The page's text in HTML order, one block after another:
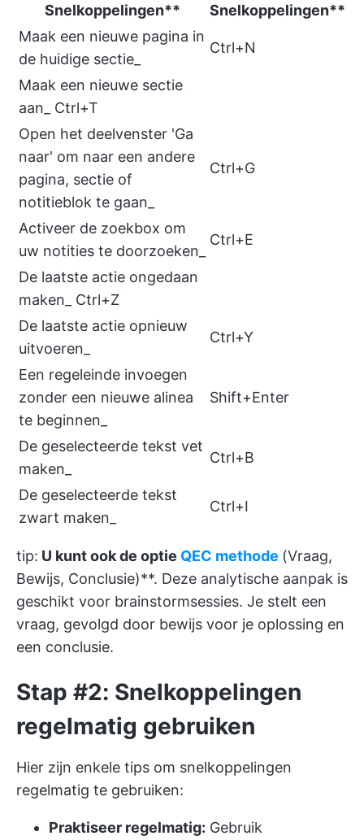
Snelkoppelingen**
Snelkoppelingen**
Maak een nieuwe pagina in
de huidige sectie_
Ctrl+N
Maak een nieuwe sectie
aan_ Ctrl+T
Open het deelvenster 'Ga
naar' om naar een andere
pagina, sectie of
notitieblok te gaan_
Ctrl+G
Activeer de zoekbox om
uw notities te doorzoeken_
Ctrl+E
De laatste actie ongedaan
maken_ Ctrl+Z
De laatste actie opnieuw
uitvoeren_
Ctrl+Y
Een regeleinde invoegen
zonder een nieuwe alinea
te beginnen_
Shift+Enter
De geselecteerde tekst vet
maken_
Ctrl+B
De geselecteerde tekst
zwart maken_
Ctrl+I
tip: U kunt ook de optie QEC methode (Vraag,
Bewijs, Conclusie)**. Deze analytische aanpak is
geschikt voor brainstormsessies. Je stelt een
vraag, gevolgd door bewijs voor je oplossing en
een conclusie.
Stap #2: Snelkoppelingen
regelmatig gebruiken
Hier zijn enkele tips om snelkoppelingen
regelmatig te gebruiken:
Praktiseer regelmatig: Gebruik